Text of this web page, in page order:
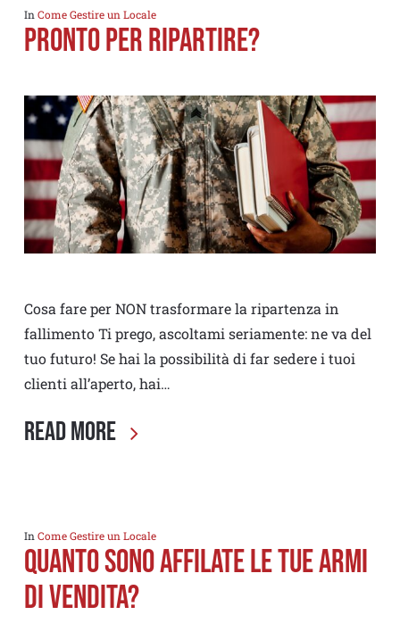
In Come Gestire un Locale
PRONTO PER RIPARTIRE?
Cosa fare per NON trasformare la ripartenza in
fallimento Ti prego, ascoltami seriamente: ne va del
tuo futuro! Se hai la possibilità di far sedere i tuoi
clienti all’aperto, hai…
Read More
In Come Gestire un Locale
Quanto sono affilate le tue armi
di vendita?